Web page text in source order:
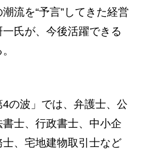
流を“予言”してきた経営
氏が、今後活躍できる
の波」では、弁護士、公
士、行政書士、中小企
、宅地建物取引士など